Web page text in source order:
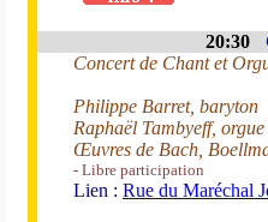
20:30
Concert de Chant et
Philippe Barret, baryton
Raphaël Tambyeff, orgue
Œuvres de Bach,
- Libre participation
Lien : Rue du Maréchal